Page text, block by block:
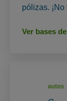
pólizas.
Ver bases